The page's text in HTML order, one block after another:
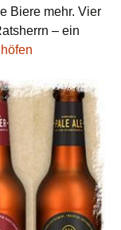
Biere mehr. Vier
– ein